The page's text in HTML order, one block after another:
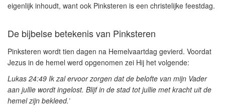
eigenlijk inhoudt, want ook Pinksteren is een christelijke feestdag.
De bijbelse betekenis van Pinksteren
Pinksteren wordt tien dagen na Hemelvaartdag gevierd. Voordat
Jezus in de hemel werd opgenomen zei Hij het volgende:
Lukas 24:49 Ik zal ervoor zorgen dat de belofte van mijn Vader
aan jullie wordt ingelost. Blijf in de stad tot jullie met kracht uit de
hemel zijn bekleed.’